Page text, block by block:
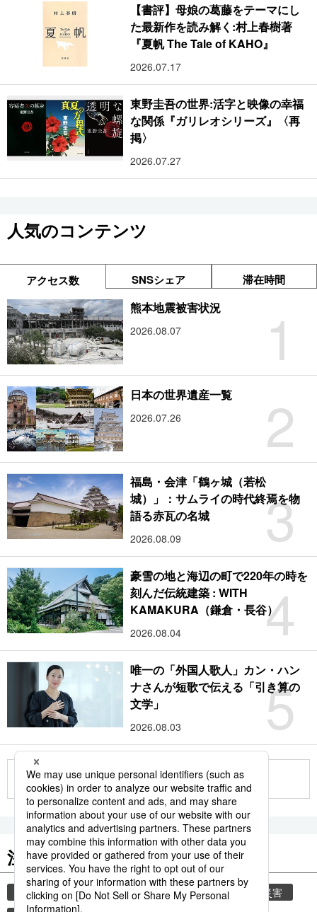
【書評】母娘の葛藤をテーマにし
た最新作を読み解く:村上春樹著
『夏帆 The Tale of KAHO』
2026.07.17
東野圭吾の世界:活字と映像の幸福
な関係『ガリレオシリーズ』〈再
掲〉
2026.07.27
人気のコンテンツ
アクセス数 SNSシェア 滞在時間
1
熊本地震被害状況
2026.08.07
2
日本の世界遺産一覧
2026.07.26
3
福島・会津「鶴ヶ城（若松
城）」：サムライの時代終焉を物
語る赤瓦の名城
2026.08.09
4
豪雪の地と海辺の町で220年の時を
刻んだ伝統建築 : WITH
KAMAKURA（鎌倉・長谷）
2026.08.04
5
唯一の「外国人歌人」カン・ハン
ナさんが短歌で伝える「引き算の
文学」
2026.08.03
もっと見る
注目のキーワード
共同通信ニュース 時事通信ニュース
気象・災害